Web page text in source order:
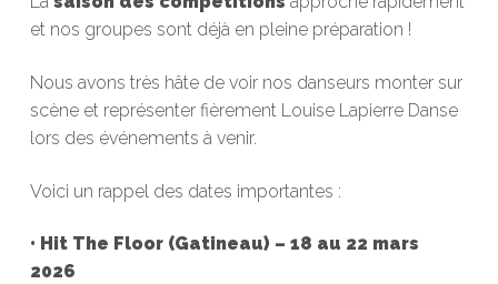
et nos groupes sont déjà en pleine préparation !
Nous avons très hâte de voir nos danseurs monter sur
scène et représenter fièrement Louise Lapierre Danse
lors des événements à venir.
Voici un rappel des dates importantes :
• Hit The Floor (Gatineau) – 18 au 22 mars
2026